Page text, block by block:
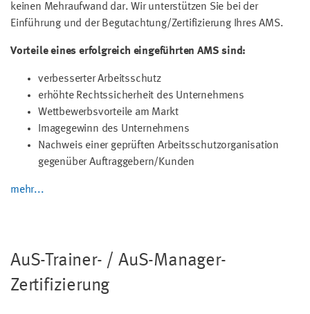
keinen Mehraufwand dar. Wir unterstützen Sie bei der
Einführung und der Begutachtung/Zertifizierung Ihres AMS.
Vorteile eines erfolgreich eingeführten AMS sind:
verbesserter Arbeitsschutz
erhöhte Rechtssicherheit des Unternehmens
Wettbewerbsvorteile am Markt
Imagegewinn des Unternehmens
Nachweis einer geprüften Arbeitsschutzorganisation
gegenüber Auftraggebern/Kunden
mehr...
AuS-Trainer- / AuS-Manager-
Zertifizierung